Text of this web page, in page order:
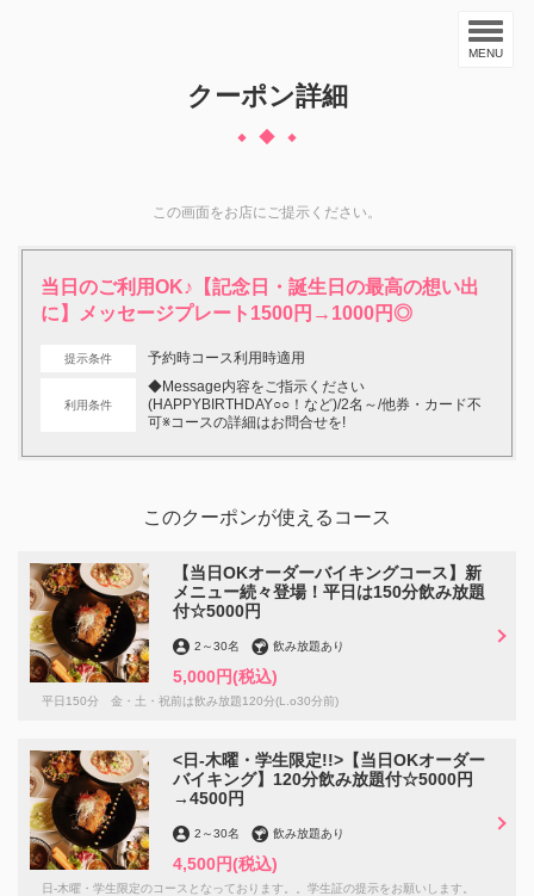
MENU
クーポン詳細
この画面をお店にご提示ください。
当日のご利用OK♪【記念日・誕生日の最高の想い出
に】メッセージプレート1500円→1000円◎
提示条件 予約時コース利用時適用
利用条件
◆Message内容をご指示ください
(HAPPYBIRTHDAY○○！など)/2名～/他券・カード不
可※コースの詳細はお問合せを!
このクーポンが使えるコース
【当日OKオーダーバイキングコース】新
メニュー続々登場！平日は150分飲み放題
付☆5000円
2 ～30名 飲み放題あり
5,000円(税込)
平日150分 金・土・祝前は飲み放題120分(L.o30分前)
<日-木曜・学生限定!!>【当日OKオーダー
バイキング】120分飲み放題付☆5000円
→4500円
2 ～30名 飲み放題あり
4,500円(税込)
日-木曜・学生限定のコースとなっております。。学生証の提示をお願いします。